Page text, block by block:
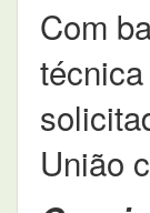
Com
União